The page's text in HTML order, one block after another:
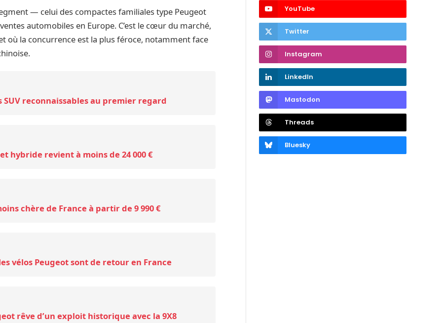
— celui des compactes familiales type Peugeot
automobiles en Europe. C’est le cœur du marché,
où la concurrence est la plus féroce, notamment face
reconnaissables au premier regard
hybride revient à moins de 24 000 €
chère de France à partir de 9 990 €
vélos Peugeot sont de retour en France
rêve d’un exploit historique avec la 9X8
YouTube
Twitter
Instagram
LinkedIn
Mastodon
Threads
Bluesky